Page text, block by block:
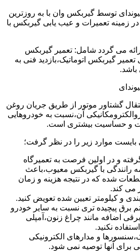
توسط گیربکس وان با به روزترین
زمینه تعمیرات و عیب یابی گیربکس با
می گردد شامل: تعمیر گیربکس
گیربکس اتوماتیک،بازدید فنی به
باشد.
گشتاور موتور از طریق جریان روغن
آن،نسبت به خودروهایی
و حساسیت بیشتری است.
موارد زیر را در نظر گرفت؛
و در اولین فرصت به تعمیرگاه
رانندگی با گیربکس معیوب،باعث
شده که در نتیجه هزینه و زمان
می کند.
و کیلومتر تعیین شده تعویض کنید.
برق پیچیده تری نسبت به سایر خودرو
اضافه مانند چراغ زنون،آمپلی
نکنید.
و مدارهای الکترونیکی
برای آنها توصیه نمی شود.